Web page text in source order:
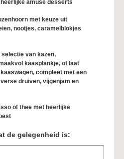
amuse desserts
met keuze uit
nootjes, caramelblokjes
van kazen,
kaasplankje, of laat
compleet met een
druiven, vijgenjam en
of thee met heerlijke
de gelegenheid is: